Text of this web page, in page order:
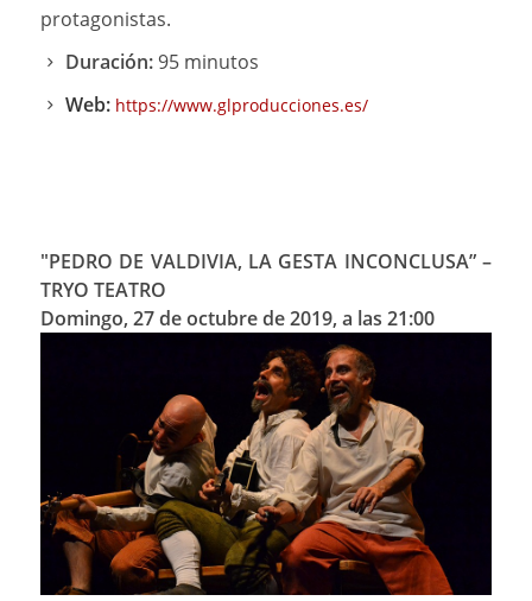
protagonistas.
Duración:95 minutos
Web: https://www.glproducciones.es/
"PEDRO DE VALDIVIA, LA GESTA INCONCLUSA” –
TRYO TEATRO
Domingo, 27 de octubre de 2019, a las 21:00